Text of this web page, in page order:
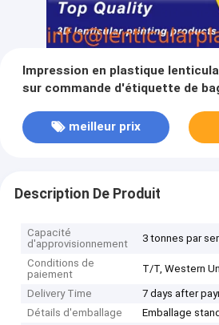
Impression en plastique
sur commande d'étiquette de
meilleur prix
Description De Produit
Capacité
d'approvisionnement
3 tonnes par
Conditions de
paiement
T/T, Western
Delivery Time
7 days after
Détails d'emballage
Emballage